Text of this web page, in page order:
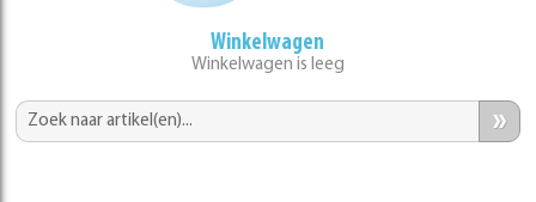
Winkelwagen
Winkelwagen is leeg
»